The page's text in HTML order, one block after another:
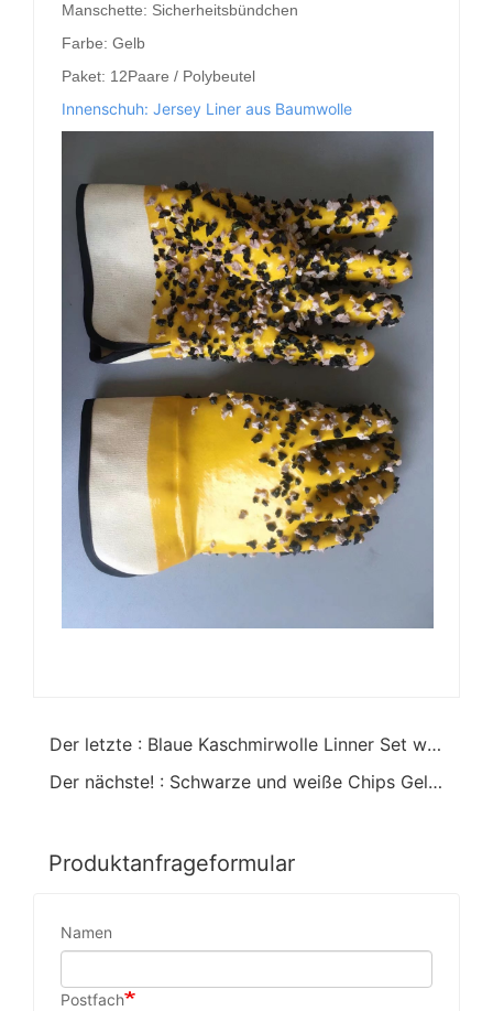
Manschette: Sicherheitsbündchen
Farbe: Gelb
Paket: 12Paare / Polybeutel
Innenschuh: Jersey Liner aus Baumwolle
Der letzte : Blaue Kaschmirwolle Linner Set warmer Handschuhe
Der nächste! : Schwarze und weiße Chips Gelb PVC beschichtete Handschuhe.offene Manschette
Produktanfrageformular
Namen
Postfach